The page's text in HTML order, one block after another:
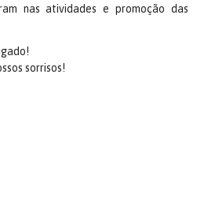
nas atividades e promoção das
sorrisos!